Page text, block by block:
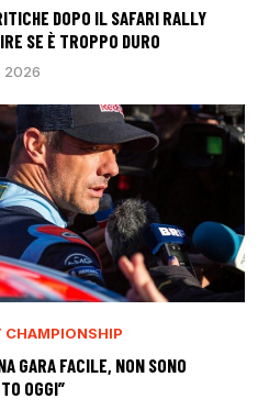
DOPO IL SAFARI RALLY
SE È TROPPO DURO
2026
CHAMPIONSHIP
GARA FACILE, NON SONO
OGGI”